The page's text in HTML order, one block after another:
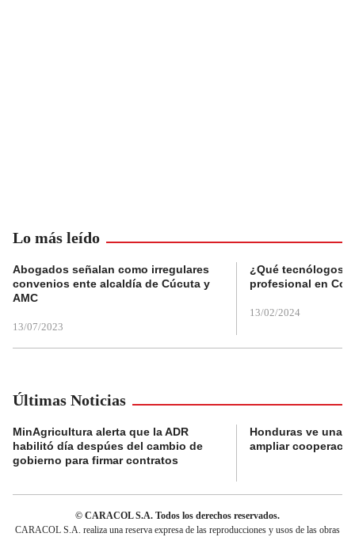
Lo más leído
Abogados señalan como irregulares
convenios ente alcaldía de Cúcuta y
AMC
13/07/2023
¿Qué tecnólogos
profesional en
13/02/2024
Últimas Noticias
MinAgricultura alerta que la ADR
habilitó día despúes del cambio de
gobierno para firmar contratos
Honduras ve una
ampliar
© CARACOL S.A. Todos los derechos reservados.
CARACOL S.A. realiza una reserva expresa de las reproducciones y usos de las obras